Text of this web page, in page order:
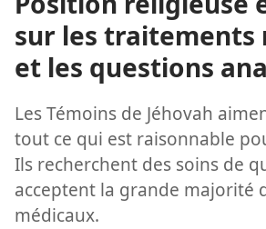
sur les traitements
et les questions
Les Témoins de Jéhovah
tout ce qui est raisonnable
Ils recherchent des soins de
acceptent la grande majorité
médicaux.